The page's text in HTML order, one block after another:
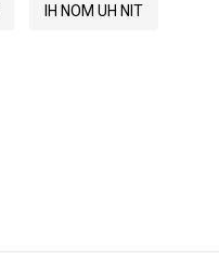
IH NOM UH NIT